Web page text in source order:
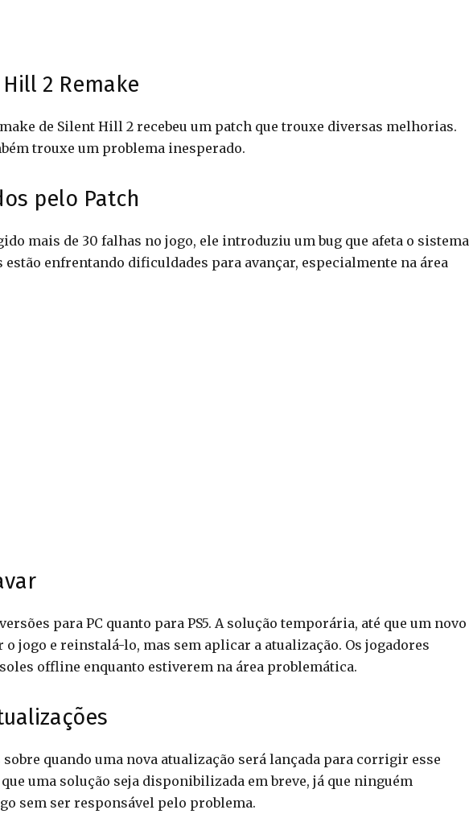
2 Remake
de Silent Hill 2 recebeu um patch que trouxe diversas melhorias.
trouxe um problema inesperado.
pelo Patch
mais de 30 falhas no jogo, ele introduziu um bug que afeta o sistema
enfrentando dificuldades para avançar, especialmente na área
para PC quanto para PS5. A solução temporária, até que um novo
jogo e reinstalá-lo, mas sem aplicar a atualização. Os jogadores
offline enquanto estiverem na área problemática.
quando uma nova atualização será lançada para corrigir esse
uma solução seja disponibilizada em breve, já que ninguém
sem ser responsável pelo problema.